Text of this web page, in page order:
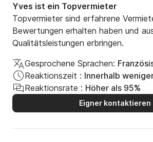
Yves ist ein Topvermieter
Topvermieter sind erfahrene
Bewertungen erhalten haben und
Qualitätsleistungen erbringen.
Gesprochene Sprachen:
Reaktionszeit : Innerhalb
Reaktionsrate : Höher als 95%
Eigner kontaktieren